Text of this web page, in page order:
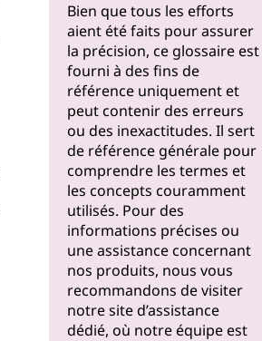
Bien que tous les efforts
aient été faits pour assurer
la précision, ce glossaire est
fourni à des fins de
référence uniquement et
peut contenir des erreurs
ou des inexactitudes. Il sert
de référence générale pour
comprendre les termes et
les concepts couramment
utilisés. Pour des
informations précises ou
une assistance concernant
nos produits, nous vous
recommandons de visiter
notresite d’assistance
dédié, où notre équipe est